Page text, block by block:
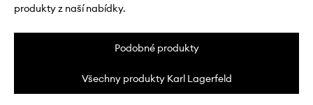
produkty z naší nabídky.
Podobné produkty
Všechny produkty Karl Lagerfeld